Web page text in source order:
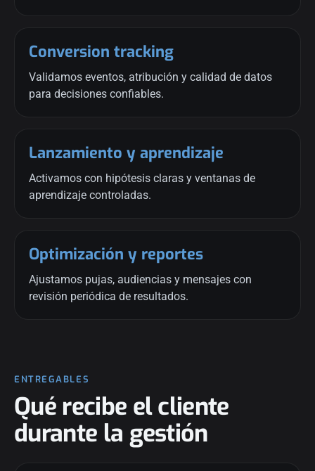
Conversion tracking
Validamos eventos, atribución y calidad de datos
para decisiones confiables.
Lanzamiento y aprendizaje
Activamos con hipótesis claras y ventanas de
aprendizaje controladas.
Optimización y reportes
Ajustamos pujas, audiencias y mensajes con
revisión periódica de resultados.
ENTREGABLES
Qué recibe el cliente
durante la gestión